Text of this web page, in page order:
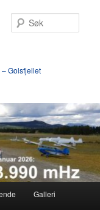
Golsfjellet
Galleri